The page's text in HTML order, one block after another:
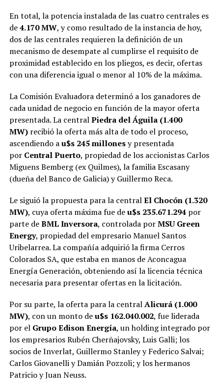
En total, la potencia instalada de las cuatro centrales es
de4.170 MW, y como resultado de la instancia de hoy,
dos de las centrales requieren la definición de un
mecanismo de desempate al cumplirse el requisito de
proximidad establecido en los pliegos, es decir, ofertas
con una diferencia igual o menor al 10% de la máxima.
La Comisión Evaluadora determinó a los ganadores de
cada unidad de negocio en función de la mayor oferta
presentada. La centralPiedra del Águila (1.400
MW)recibió la oferta más alta de todo el proceso,
ascendiendo au$s 245 millonesy presentada
por Central Puerto, propiedad de los accionistas Carlos
Miguens Bemberg (ex Quilmes), la familia Escasany
(dueña del Banco de Galicia) y Guillermo Reca.
Le siguió la propuesta para la centralEl Chocón (1.320
MW), cuya oferta máxima fue deu$s 235.671.294por
parte deBML Inversora, controlada porMSU Green
Energy, propiedad del empresario Manuel Santos
Uribelarrea. La compañía adquirió la firma Cerros
Colorados SA, que estaba en manos de Aconcagua
Energía Generación, obteniendo así la licencia técnica
necesaria para presentar ofertas en la licitación.
Por su parte, la oferta para la centralAlicurá (1.000
MW), con un monto deu$s 162.040.002, fue liderada
por el Grupo Edison Energía, un holding integrado por
los empresarios Rubén Cherñajovsky, Luis Galli; los
socios de Inverlat, Guillermo Stanley y Federico Salvai;
Carlos Giovanelli y Damián Pozzoli; y los hermanos
Patricio y Juan Neuss.